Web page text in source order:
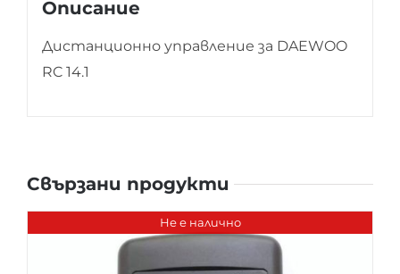
Описание
Дистанционно управление за DAEWOO
RC 14.1
Свързани продукти
Не е налично